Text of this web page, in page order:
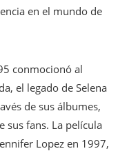
en el mundo de
conmocionó al
el legado de Selena
de sus álbumes,
sus fans. La película
Lopez en 1997,